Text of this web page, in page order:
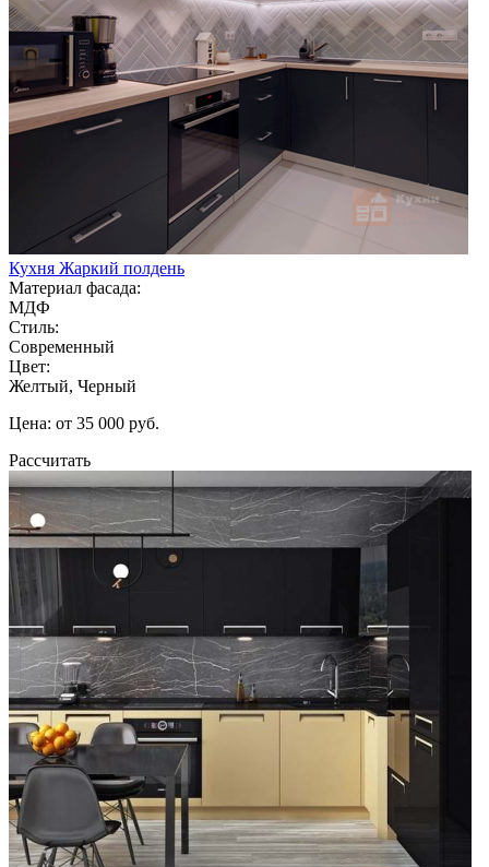
Кухня Жаркий полдень
Материал фасада:
МДФ
Стиль:
Современный
Цвет:
Желтый, Черный
Цена: от 35 000 руб.
Рассчитать